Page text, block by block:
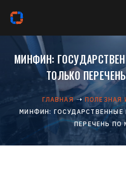
МИНФИН:
ТОЛЬКО
ГЛАВНАЯ
ПОЛЕЗНАЯ
МИНФИН: ГОСУДАРСТВЕННЫЕ
ПЕРЕЧЕНЬ ПО